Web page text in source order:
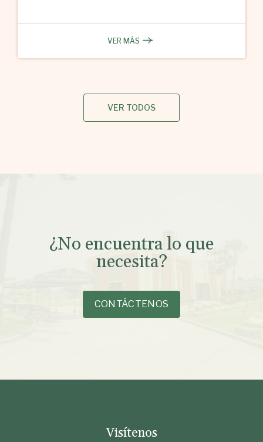
VER MÁS
VER TODOS
¿No encuentra lo que
necesita?
CONTÁCTENOS
Visítenos